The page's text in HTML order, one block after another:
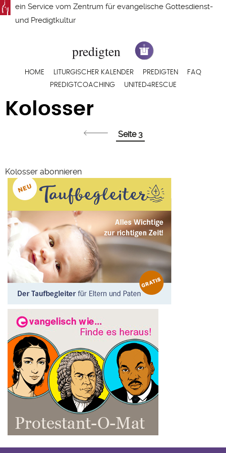
Direkt
zum
ein Service vom Zentrum für evangelische Gottesdienst-
und Predigtkultur
Hauptnavigation
HOME LITURGISCHER KALENDER PREDIGTEN
FAQ
PREDIGTCOACHING
UNITED4RESCUE
Kolosser
Seite 3
Kolosser abonnieren